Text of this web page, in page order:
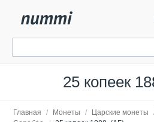
25 копеек
Главная / Монеты / Царские монеты